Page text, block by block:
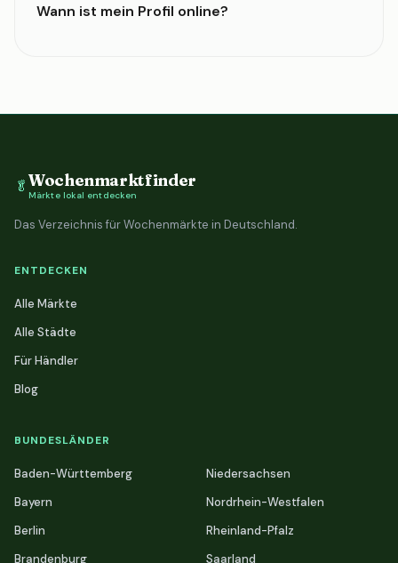
Wann ist mein Profil online?
🥬Wochenmarktfinder
Märkte lokal entdecken
Das Verzeichnis für Wochenmärkte in Deutschland.
ENTDECKEN
Alle Märkte
Alle Städte
Für Händler
Blog
BUNDESLÄNDER
Baden-Württemberg
Bayern
Berlin
Brandenburg
Niedersachsen
Nordrhein-Westfalen
Rheinland-Pfalz
Saarland